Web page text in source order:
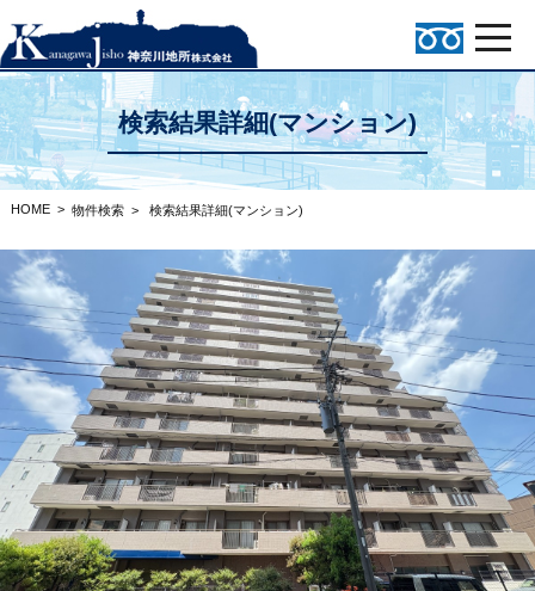
検索結果詳細(マンション)
HOME> 物件検索>検索結果詳細(マンション)